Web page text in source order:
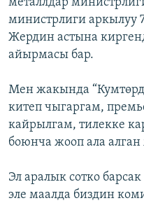
металлдар
министрлиги аркылуу
Жердин астына
айырмасы бар.
Мен жакында
китеп чыгаргам,
кайрылгам, тилекке
боюнча жооп ала
Эл аралык сотко
эле маалда биздин